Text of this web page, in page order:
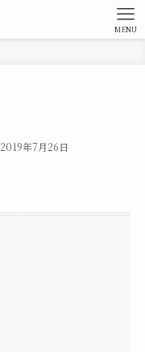
MENU
2019年7月26日